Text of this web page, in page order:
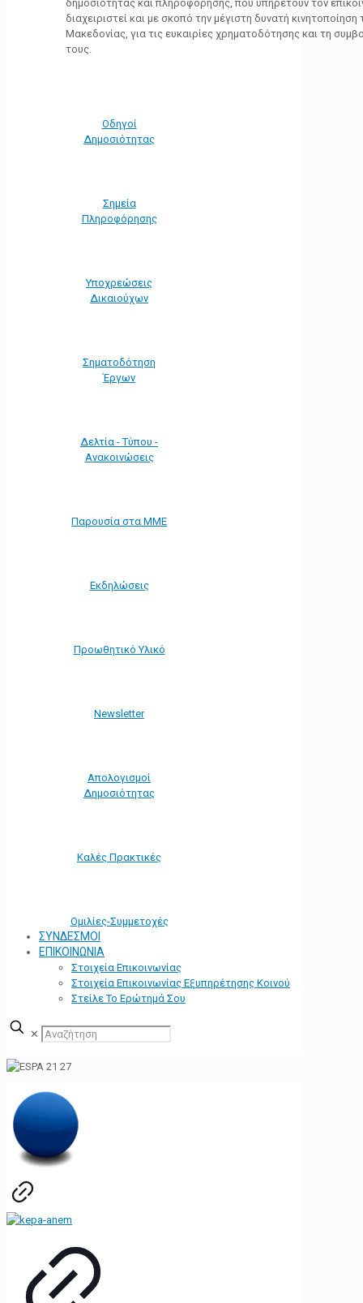
δημοσιότητας και πληροφόρησης, που υπηρετούν τον
διαχειριστεί και με σκοπό την μέγιστη δυνατή
Μακεδονίας, για τις ευκαιρίες χρηματοδότησης και τη
τους.
Οδηγοί
Δημοσιότητας
Σημεία
Πληροφόρησης
Υποχρεώσεις
Δικαιούχων
Σηματοδότηση
Έργων
Δελτία - Τύπου -
Ανακοινώσεις
Παρουσία στα ΜΜΕ
Εκδηλώσεις
Προωθητικό Υλικό
Νewsletter
Απολογισμοί
Δημοσιότητας
Καλές Πρακτικές
Ομιλίες-Συμμετοχές
ΣΥΝΔΕΣΜΟΙ
ΕΠΙΚΟΙΝΩΝΙΑ
Στοιχεία Επικοινωνίας
Στοιχεία Επικοινωνίας Εξυπηρέτησης Κοινού
Στείλε Το Ερώτημά Σου
✕